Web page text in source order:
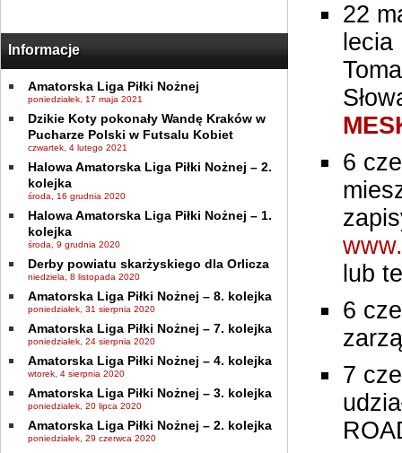
Informacje
Amatorska Liga Piłki Nożnej
poniedziałek, 17 maja 2021
Dzikie Koty pokonały Wandę Kraków w
Pucharze Polski w Futsalu Kobiet
czwartek, 4 lutego 2021
Halowa Amatorska Liga Piłki Nożnej – 2.
kolejka
środa, 16 grudnia 2020
Halowa Amatorska Liga Piłki Nożnej – 1.
kolejka
środa, 9 grudnia 2020
Derby powiatu skarżyskiego dla Orlicza
niedziela, 8 listopada 2020
Amatorska Liga Piłki Nożnej – 8. kolejka
poniedziałek, 31 sierpnia 2020
Amatorska Liga Piłki Nożnej – 7. kolejka
poniedziałek, 24 sierpnia 2020
Amatorska Liga Piłki Nożnej – 4. kolejka
wtorek, 4 sierpnia 2020
Amatorska Liga Piłki Nożnej – 3. kolejka
poniedziałek, 20 lipca 2020
Amatorska Liga Piłki Nożnej – 2. kolejka
poniedziałek, 29 czerwca 2020
22
6
lub
6
7